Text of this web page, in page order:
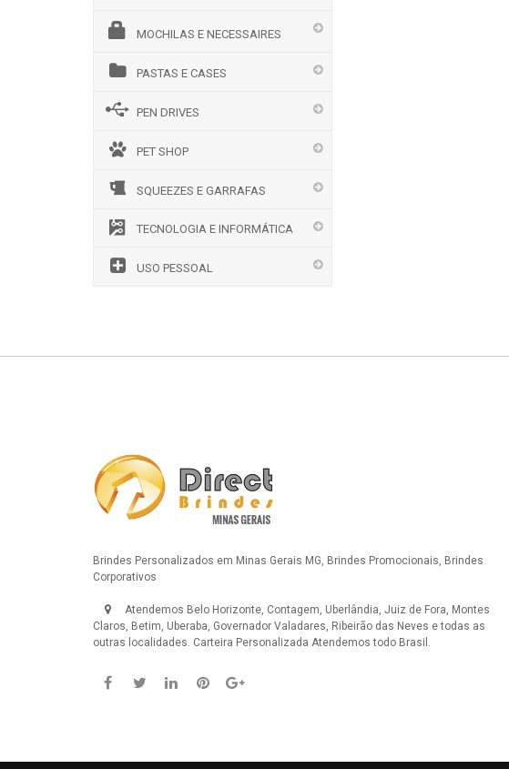
MOCHILAS E NECESSAIRES
PASTAS E CASES
PEN DRIVES
PET SHOP
SQUEEZES E GARRAFAS
TECNOLOGIA E INFORMÁTICA
USO PESSOAL
Brindes Personalizados em Minas Gerais MG, Brindes Promocionais, Brindes
Corporativos
Atendemos Belo Horizonte, Contagem, Uberlândia, Juiz de Fora, Montes
Claros, Betim, Uberaba, Governador Valadares, Ribeirão das Neves e todas as
outras localidades. Carteira Personalizada Atendemos todo Brasil.